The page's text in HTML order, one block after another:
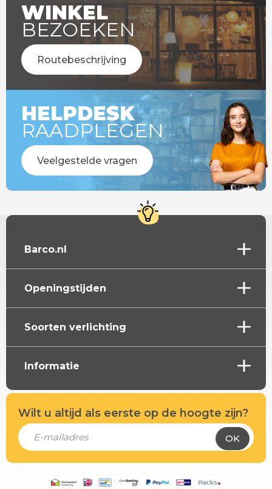
WINKEL
BEZOEKEN
Routebeschrijving
HELPDESK
RAADPLEGEN
Veelgestelde vragen
Barco.nl
Openingstijden
Soorten verlichting
Informatie
Wilt u altijd als eerste op de hoogte zijn?
OK